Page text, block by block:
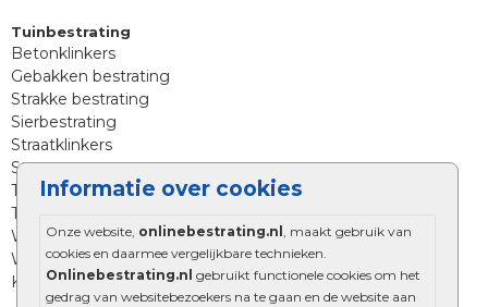
Informatie over cookies
Onze website, onlinebestrating.nl , maakt gebruik van
cookies en daarmee vergelijkbare technieken.
Onlinebestrating.nl gebruikt functionele cookies om het
gedrag van websitebezoekers na te gaan en de website aan
Tuinbestrating
Betonklinkers
Gebakken bestrating
Strakke bestrating
Sierbestrating
Straatklinkers
Straatstenen
Trommelstenen
Tuinstenen
Waalformaat
Wildverband bestrating
Kingstones